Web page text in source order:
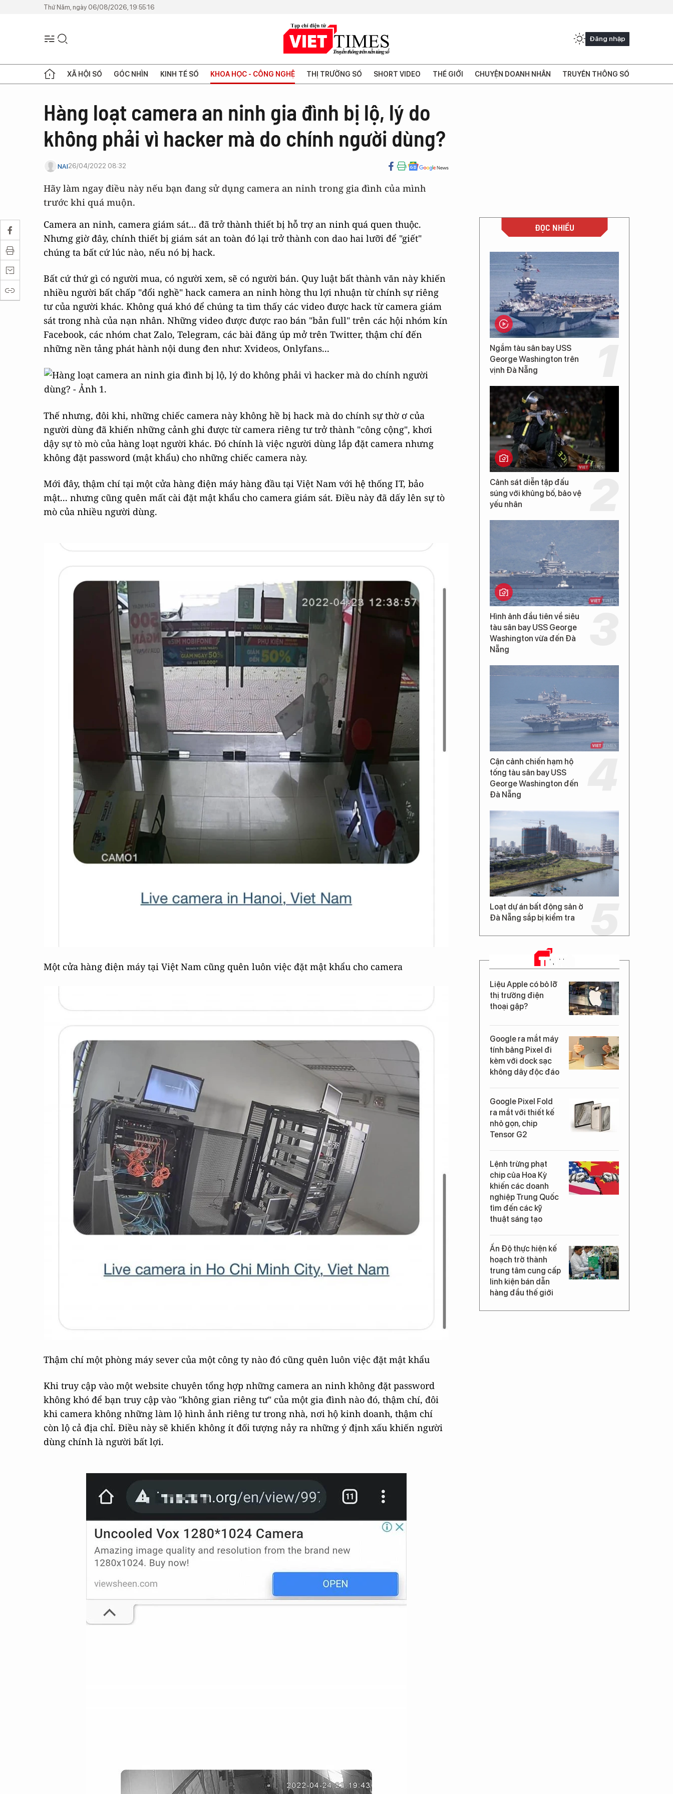
Thứ Năm, ngày 06/08/2026, 19:55:16
Đăng nhập
XÃ HỘI SỐ GÓC NHÌN KINH TẾ SỐ KHOA HỌC - CÔNG NGHỆ THỊ TRƯỜNG SỐ SHORT VIDEO THẾ GIỚI CHUYỆN DOANH NHÂN TRUYỀN THÔNG SỐ
Hàng loạt camera an ninh gia đình bị lộ, lý do
không phải vì hacker mà do chính người dùng?
NAI26/04/2022 08:32
Hãy làm ngay điều này nếu bạn đang sử dụng camera an ninh trong gia đình của mình
trước khi quá muộn.
Camera an ninh, camera giám sát... đã trở thành thiết bị hỗ trợ an ninh quá quen thuộc.
Nhưng giờ đây, chính thiết bị giám sát an toàn đó lại trở thành con dao hai lưỡi để "giết"
chúng ta bất cứ lúc nào, nếu nó bị hack.
Bất cứ thứ gì có người mua, có người xem, sẽ có người bán. Quy luật bất thành văn này khiến
nhiều người bất chấp "đổi nghề" hack camera an ninh hòng thu lợi nhuận từ chính sự riêng
tư của người khác. Không quá khó để chúng ta tìm thấy các video được hack từ camera giám
sát trong nhà của nạn nhân. Những video được được rao bán "bản full" trên các hội nhóm kín
Facebook, các nhóm chat Zalo, Telegram, các bài đăng úp mở trên Twitter, thậm chí đến
những nền tảng phát hành nội dung đen như: Xvideos, Onlyfans...
Thế nhưng, đôi khi, những chiếc camera này không hề bị hack mà do chính sự thờ ơ của
người dùng đã khiến những cảnh ghi được từ camera riêng tư trở thành "công cộng", khơi
dậy sự tò mò của hàng loạt người khác. Đó chính là việc người dùng lắp đặt camera nhưng
không đặt password (mật khẩu) cho những chiếc camera này.
Mới đây, thậm chí tại một cửa hàng điện máy hàng đầu tại Việt Nam với hệ thống IT, bảo
mật... nhưng cũng quên mất cài đặt mật khẩu cho camera giám sát. Điều này đã dấy lên sự tò
mò của nhiều người dùng.
Một cửa hàng điện máy tại Việt Nam cũng quên luôn việc đặt mật khẩu cho camera
Thậm chí một phòng máy sever của một công ty nào đó cũng quên luôn việc đặt mật khẩu
Khi truy cập vào một website chuyên tổng hợp những camera an ninh không đặt password
không khó để bạn truy cập vào "không gian riêng tư" của một gia đình nào đó, thậm chí, đôi
khi camera không những làm lộ hình ảnh riêng tư trong nhà, nơi hộ kinh doanh, thậm chí
còn lộ cả địa chỉ. Điều này sẽ khiến không ít đối tượng nảy ra những ý định xấu khiến người
dùng chính là người bất lợi.
ĐỌC NHIỀU
Ngắm tàu sân bay USS
George Washington trên
vịnh Đà Nẵng
Cảnh sát diễn tập đấu
súng với khủng bố, bảo vệ
yếu nhân
Hình ảnh đầu tiên về siêu
tàu sân bay USS George
Washington vừa đến Đà
Nẵng
Cận cảnh chiến hạm hộ
tống tàu sân bay USS
George Washington đến
Đà Nẵng
Loạt dự án bất động sản ở
Đà Nẵng sắp bị kiểm tra
TIN MỚI
Liệu Apple có bỏ lỡ
thị trường điện
thoại gập?
Google ra mắt máy
tính bảng Pixel đi
kèm với dock sạc
không dây độc đáo
Google Pixel Fold
ra mắt với thiết kế
nhỏ gọn, chip
Tensor G2
Lệnh trừng phạt
chip của Hoa Kỳ
khiến các doanh
nghiệp Trung Quốc
tìm đến các kỹ
thuật sáng tạo
Ấn Độ thực hiện kế
hoạch trở thành
trung tâm cung cấp
linh kiện bán dẫn
hàng đầu thế giới